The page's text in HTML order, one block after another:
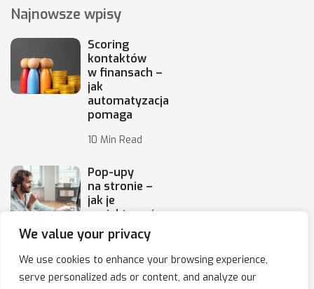
We value your privacy
We use cookies to enhance your browsing experience,
serve personalized ads or content, and analyze our
Najnowsze wpisy
Scoring
kontaktów
w finansach –
jak
automatyzacja
pomaga
10 Min Read
Pop-upy
na stronie –
jak je
projektować,
by
10 Min Read